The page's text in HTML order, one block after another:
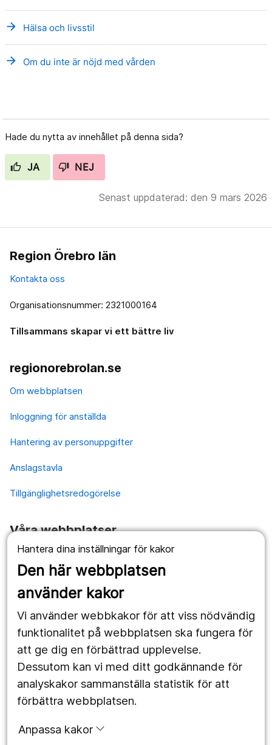
Hantera dina inställningar för kakor
Den här webbplatsen
använder kakor
Vi använder webbkakor för att viss nödvändig
funktionalitet på webbplatsen ska fungera för
att ge dig en förbättrad upplevelse.
Dessutom kan vi med ditt godkännande för
analyskakor sammanställa statistik för att
förbättra webbplatsen.
Anpassa kakor
arrow_forward Hälsa och livsstil
arrow_forward Om du inte är nöjd med vården
Hade du nytta av innehållet på denna sida?
JA NEJ
Senast uppdaterad: den 9 mars 2026
Region Örebro län
Kontakta oss
Organisationsnummer: 2321000164
Tillsammans skapar vi ett bättre liv
regionorebrolan.se
Om webbplatsen
Inloggning för anställda
Hantering av personuppgifter
Anslagstavla
Tillgänglighetsredogörelse
Våra webbplatser
1177.se
Länstrafiken
Utveckling
Följ oss
Facebook